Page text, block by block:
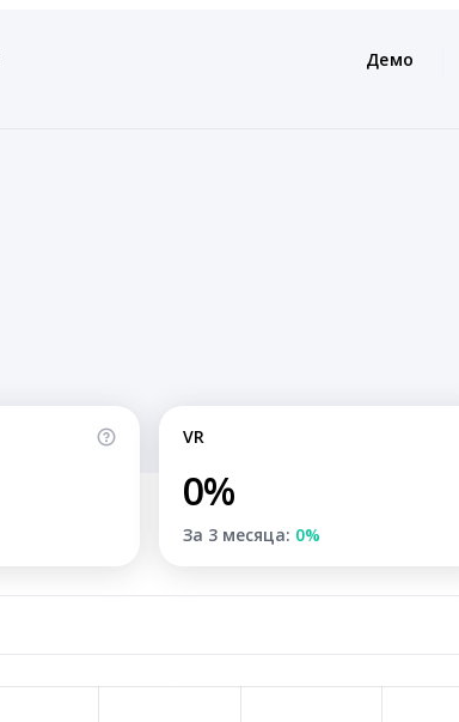
Демо
VR
0%
За 3 месяца: 0%